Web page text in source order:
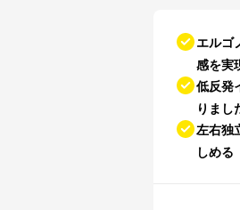
エルゴ
感を実
低反発
りまし
左右独
しめる